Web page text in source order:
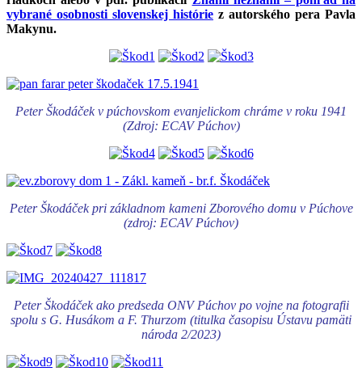
vybrané osobnosti slovenskej histórie z autorského pera Pavla
Makynu.
Peter Škodáček v púchovskom evanjelickom chráme v roku 1941
(Zdroj: ECAV Púchov)
Peter Škodáček pri základnom kameni Zborového domu v Púchove
(zdroj: ECAV Púchov)
Peter Škodáček ako predseda ONV Púchov po vojne na fotografii
spolu s G. Husákom a F. Thurzom (titulka časopisu Ústavu pamäti
národa 2/2023)